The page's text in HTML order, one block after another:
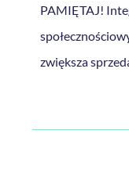
PAMIĘTAJ!
zwiększa